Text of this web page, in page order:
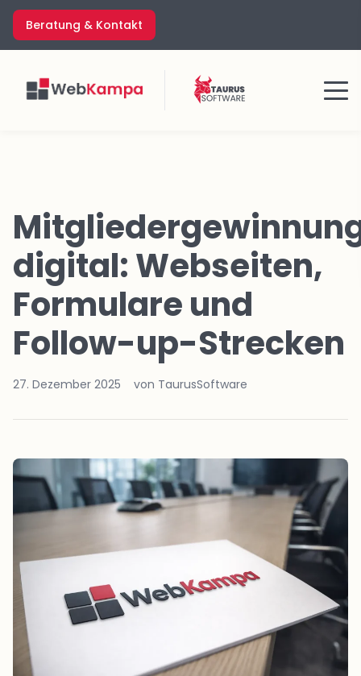
Zum
Inhalt
springen
Beratung & Kontakt
Menü
digital: Webseiten,
Formulare und
Follow-up-Strecken
27. Dezember 2025 von TaurusSoftware